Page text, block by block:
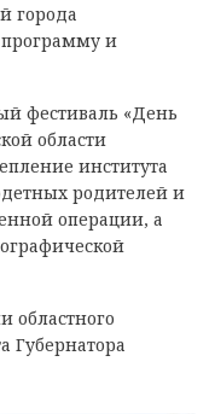
города
и
фестиваль «День
области
института
родителей и
операции, а
областного
Губернатора